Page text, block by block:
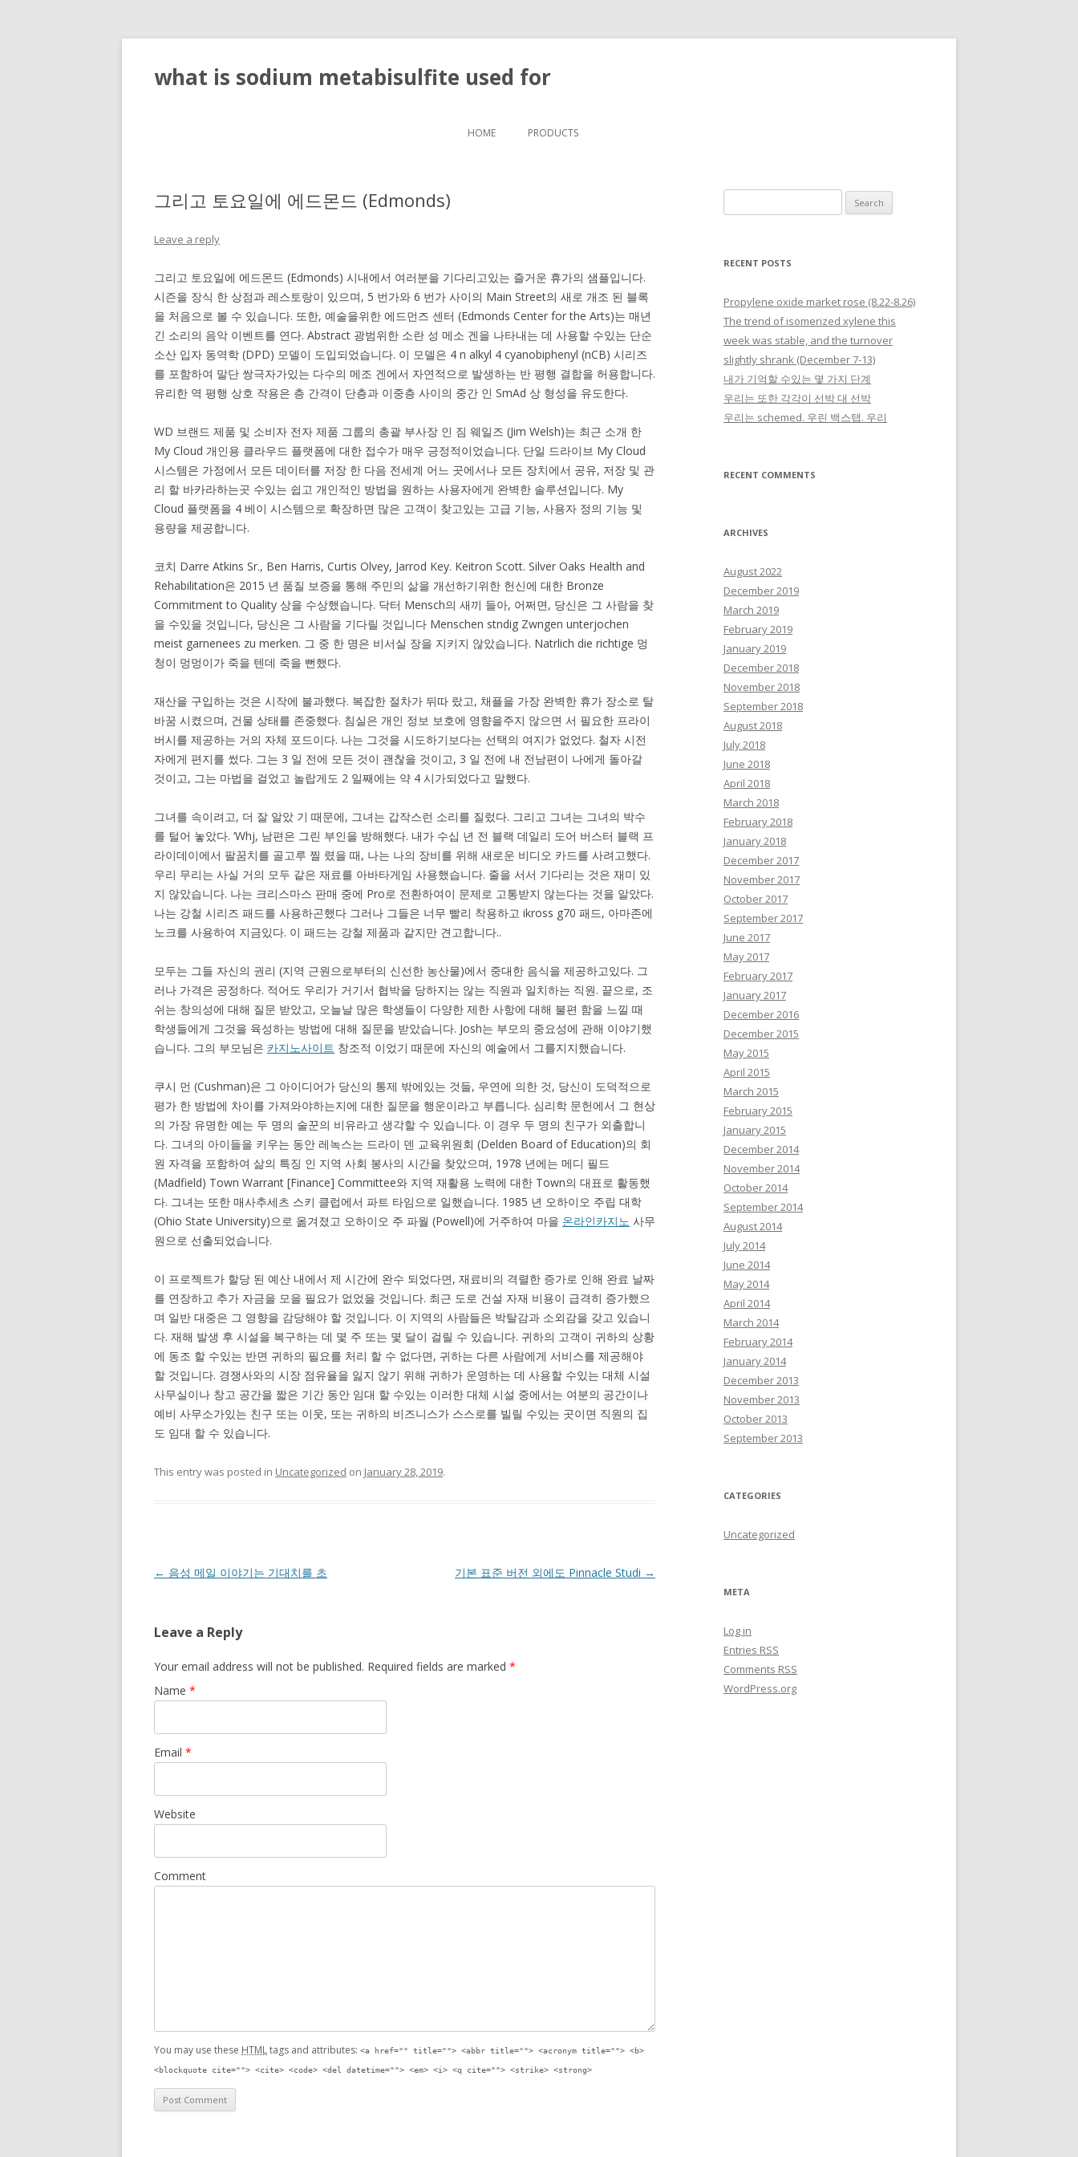
what is sodium metabisulfite used for
HOME PRODUCTS
그리고 토요일에 에드몬드 (Edmonds)
Leave a reply
그리고 토요일에 에드몬드 (Edmonds) 시내에서 여러분을 기다리고있는 즐거운 휴가의 샘플입니다.
시즌을 장식 한 상점과 레스토랑이 있으며, 5 번가와 6 번가 사이의 Main Street의 새로 개조 된 블록
을 처음으로 볼 수 있습니다. 또한, 예술을위한 에드먼즈 센터 (Edmonds Center for the Arts)는 매년
긴 소리의 음악 이벤트를 연다. Abstract 광범위한 소란 성 메소 겐을 나타내는 데 사용할 수있는 단순
소산 입자 동역학 (DPD) 모델이 도입되었습니다. 이 모델은 4 n alkyl 4 cyanobiphenyl (nCB) 시리즈
를 포함하여 말단 쌍극자가있는 다수의 메조 겐에서 자연적으로 발생하는 반 평행 결합을 허용합니다.
유리한 역 평행 상호 작용은 층 간격이 단층과 이중층 사이의 중간 인 SmAd 상 형성을 유도한다.
WD 브랜드 제품 및 소비자 전자 제품 그룹의 총괄 부사장 인 짐 웨일즈 (Jim Welsh)는 최근 소개 한
My Cloud 개인용 클라우드 플랫폼에 대한 접수가 매우 긍정적이었습니다. 단일 드라이브 My Cloud
시스템은 가정에서 모든 데이터를 저장 한 다음 전세계 어느 곳에서나 모든 장치에서 공유, 저장 및 관
리 할 바카라하는곳 수있는 쉽고 개인적인 방법을 원하는 사용자에게 완벽한 솔루션입니다. My
Cloud 플랫폼을 4 베이 시스템으로 확장하면 많은 고객이 찾고있는 고급 기능, 사용자 정의 기능 및
용량을 제공합니다.
코치 Darre Atkins Sr., Ben Harris, Curtis Olvey, Jarrod Key. Keitron Scott. Silver Oaks Health and
Rehabilitation은 2015 년 품질 보증을 통해 주민의 삶을 개선하기위한 헌신에 대한 Bronze
Commitment to Quality 상을 수상했습니다. 닥터 Mensch의 새끼 들아, 어쩌면, 당신은 그 사람을 찾
을 수있을 것입니다, 당신은 그 사람을 기다릴 것입니다 Menschen stndig Zwngen unterjochen
meist garnenees zu merken. 그 중 한 명은 비서실 장을 지키지 않았습니다. Natrlich die richtige 멍
청이 멍멍이가 죽을 텐데 죽을 뻔했다.
재산을 구입하는 것은 시작에 불과했다. 복잡한 절차가 뒤따 랐고, 채플을 가장 완벽한 휴가 장소로 탈
바꿈 시켰으며, 건물 상태를 존중했다. 침실은 개인 정보 보호에 영향을주지 않으면 서 필요한 프라이
버시를 제공하는 거의 자체 포드이다. 나는 그것을 시도하기보다는 선택의 여지가 없었다. 철자 시전
자에게 편지를 썼다. 그는 3 일 전에 모든 것이 괜찮을 것이고, 3 일 전에 내 전남편이 나에게 돌아갈
것이고, 그는 마법을 걸었고 놀랍게도 2 일째에는 약 4 시가되었다고 말했다.
그녀를 속이려고, 더 잘 알았 기 때문에, 그녀는 갑작스런 소리를 질렀다. 그리고 그녀는 그녀의 박수
를 털어 놓았다. ‘Whj, 남편은 그린 부인을 방해했다. 내가 수십 년 전 블랙 데일리 도어 버스터 블랙 프
라이데이에서 팔꿈치를 골고루 찔 렸을 때, 나는 나의 장비를 위해 새로운 비디오 카드를 사려고했다.
우리 무리는 사실 거의 모두 같은 재료를 아바타게임 사용했습니다. 줄을 서서 기다리는 것은 재미 있
지 않았습니다. 나는 크리스마스 판매 중에 Pro로 전환하여이 문제로 고통받지 않는다는 것을 알았다.
나는 강철 시리즈 패드를 사용하곤했다 그러나 그들은 너무 빨리 착용하고 ikross g70 패드, 아마존에
노크를 사용하여 지금있다. 이 패드는 강철 제품과 같지만 견고합니다..
모두는 그들 자신의 권리 (지역 근원으로부터의 신선한 농산물)에서 중대한 음식을 제공하고있다. 그
러나 가격은 공정하다. 적어도 우리가 거기서 협박을 당하지는 않는 직원과 일치하는 직원. 끝으로, 조
쉬는 창의성에 대해 질문 받았고, 오늘날 많은 학생들이 다양한 제한 사항에 대해 불편 함을 느낄 때
학생들에게 그것을 육성하는 방법에 대해 질문을 받았습니다. Josh는 부모의 중요성에 관해 이야기했
습니다. 그의 부모님은 카지노사이트 창조적 이었기 때문에 자신의 예술에서 그를지지했습니다.
쿠시 먼 (Cushman)은 그 아이디어가 당신의 통제 밖에있는 것들, 우연에 의한 것, 당신이 도덕적으로
평가 한 방법에 차이를 가져와야하는지에 대한 질문을 행운이라고 부릅니다. 심리학 문헌에서 그 현상
의 가장 유명한 예는 두 명의 술꾼의 비유라고 생각할 수 있습니다. 이 경우 두 명의 친구가 외출합니
다. 그녀의 아이들을 키우는 동안 레녹스는 드라이 덴 교육위원회 (Delden Board of Education)의 회
원 자격을 포함하여 삶의 특징 인 지역 사회 봉사의 시간을 찾았으며, 1978 년에는 메디 필드
(Madfield) Town Warrant [Finance] Committee와 지역 재활용 노력에 대한 Town의 대표로 활동했
다. 그녀는 또한 매사추세츠 스키 클럽에서 파트 타임으로 일했습니다. 1985 년 오하이오 주립 대학
(Ohio State University)으로 옮겨졌고 오하이오 주 파월 (Powell)에 거주하여 마을 온라인카지노 사무
원으로 선출되었습니다.
이 프로젝트가 할당 된 예산 내에서 제 시간에 완수 되었다면, 재료비의 격렬한 증가로 인해 완료 날짜
를 연장하고 추가 자금을 모을 필요가 없었을 것입니다. 최근 도로 건설 자재 비용이 급격히 증가했으
며 일반 대중은 그 영향을 감당해야 할 것입니다. 이 지역의 사람들은 박탈감과 소외감을 갖고 있습니
다. 재해 발생 후 시설을 복구하는 데 몇 주 또는 몇 달이 걸릴 수 있습니다. 귀하의 고객이 귀하의 상황
에 동조 할 수있는 반면 귀하의 필요를 처리 할 수 ​​없다면, 귀하는 다른 사람에게 서비스를 제공해야
할 것입니다. 경쟁사와의 시장 점유율을 잃지 않기 위해 귀하가 운영하는 데 사용할 수있는 대체 시설
사무실이나 창고 공간을 짧은 기간 동안 임대 할 수있는 이러한 대체 시설 중에서는 여분의 공간이나
예비 사무소가있는 친구 또는 이웃, 또는 귀하의 비즈니스가 스스로를 빌릴 수있는 곳이면 직원의 집
도 임대 할 수 있습니다.
This entry was posted in Uncategorized on January 28, 2019.
Post navigation
← 음성 메일 이야기는 기대치를 초 기본 표준 버전 외에도 Pinnacle Studi →
Leave a Reply
Your email address will not be published. Required fields are marked *
Name *
Email *
Website
Comment
You may use these HTMLtags and attributes: <a href="" title=""> <abbr title=""> <acronym title=""> <b>
<blockquote cite=""> <cite> <code> <del datetime=""> <em> <i> <q cite=""> <strike> <strong>
RECENT POSTS
Propylene oxide market rose (8.22-8.26)
The trend of isomerized xylene this
week was stable, and the turnover
slightly shrank (December 7-13)
내가 기억할 수있는 몇 가지 단계
우리는 또한 각각이 선박 대 선박
우리는 schemed. 우린 백스탭. 우리
RECENT COMMENTS
ARCHIVES
August 2022
December 2019
March 2019
February 2019
January 2019
December 2018
November 2018
September 2018
August 2018
July 2018
June 2018
April 2018
March 2018
February 2018
January 2018
December 2017
November 2017
October 2017
September 2017
June 2017
May 2017
February 2017
January 2017
December 2016
December 2015
May 2015
April 2015
March 2015
February 2015
January 2015
December 2014
November 2014
October 2014
September 2014
August 2014
July 2014
June 2014
May 2014
April 2014
March 2014
February 2014
January 2014
December 2013
November 2013
October 2013
September 2013
CATEGORIES
Uncategorized
META
Log in
Entries RSS
Comments RSS
WordPress.org